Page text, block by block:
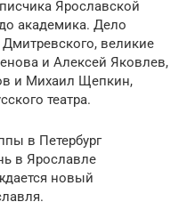
Ярославской
академика. Дело
великие
и Алексей Яковлев,
и Михаил Щепкин,
театра.
в Петербург
в Ярославле
новый